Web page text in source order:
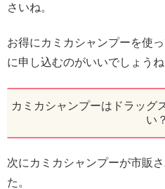
さいね。
お得にカミカシャンプーを使
に申し込むのがいいでしょうね
カミカシャンプーはドラッグ
い？
次にカミカシャンプーが市販
た。